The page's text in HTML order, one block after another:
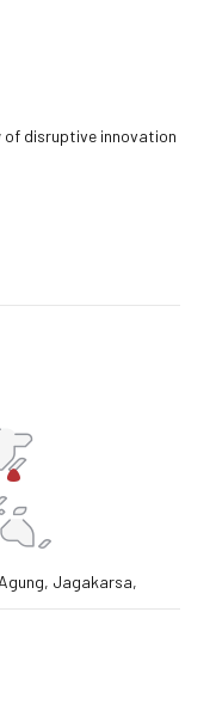
of disruptive innovation
Agung, Jagakarsa,